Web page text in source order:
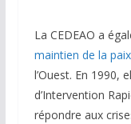
La CEDEAO a
maintien de la paix
l’Ouest. En 1990,
d’Intervention
répondre aux